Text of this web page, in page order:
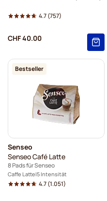
4.7(757)
CHF 40.00
Bestseller
Senseo
Senseo Café Latte
8 Pads für Senseo
Caffe Latte 5 Intensität
4.7(1.051)